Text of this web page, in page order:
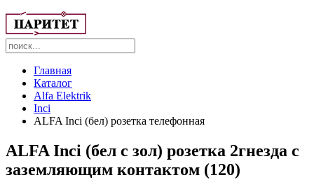
Главная
Каталог
Alfa Elektrik
Inci
ALFA Inci (бел) розетка телефонная
ALFA Inci (бел с зол) розетка 2гнезда с
заземляющим контактом (120)